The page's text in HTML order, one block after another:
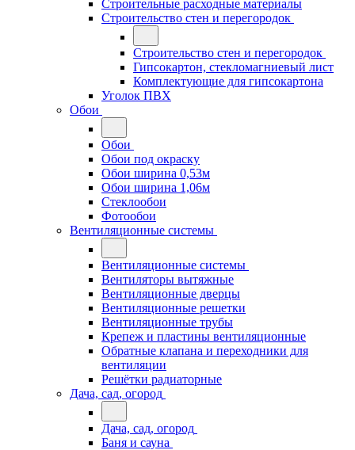
Строительные расходные материалы
Строительство стен и перегородок
Строительство стен и перегородок
Гипсокартон, стекломагниевый лист
Комплектующие для гипсокартона
Уголок ПВХ
Обои
Обои
Обои под окраску
Обои ширина 0,53м
Обои ширина 1,06м
Стеклообои
Фотообои
Вентиляционные системы
Вентиляционные системы
Вентиляторы вытяжные
Вентиляционные дверцы
Вентиляционные решетки
Вентиляционные трубы
Крепеж и пластины вентиляционные
Обратные клапана и переходники для
вентиляции
Решётки радиаторные
Дача, сад, огород
Дача, сад, огород
Баня и сауна